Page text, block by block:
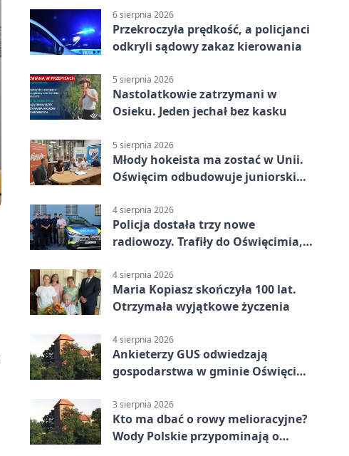
6 sierpnia 2026
Przekroczyła prędkość, a policjanci
odkryli sądowy zakaz kierowania
5 sierpnia 2026
Nastolatkowie zatrzymani w
Osieku. Jeden jechał bez kasku
5 sierpnia 2026
Młody hokeista ma zostać w Unii.
Oświęcim odbudowuje juniorski
4 sierpnia 2026
Policja dostała trzy nowe
radiowozy. Trafiły do Oświęcimia,
4 sierpnia 2026
Maria Kopiasz skończyła 100 lat.
Otrzymała wyjątkowe życzenia
4 sierpnia 2026
Ankieterzy GUS odwiedzają
gospodarstwa w gminie Oświęcim.
3 sierpnia 2026
Kto ma dbać o rowy melioracyjne?
Wody Polskie przypominają o